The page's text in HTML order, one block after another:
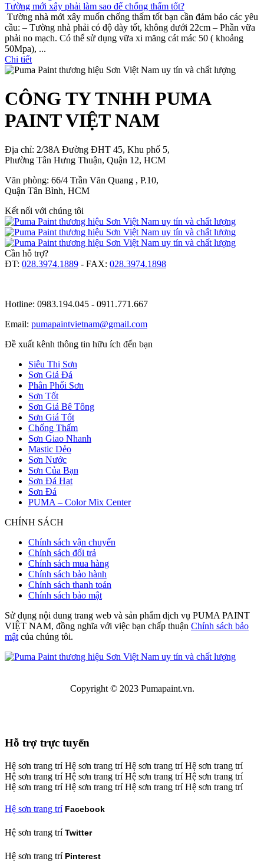
Tường mới xây phải làm sao để chống thấm tốt?
Tường nhà mới xây muốn chống thấm tốt bạn cần đảm bảo các yêu
cầu: – Tường nhà phải có độ dày tốt, không dưới 22cm – Phần vữa
phải no mạch. Có thể sử dụng vữa xi măng cát mác 50 ( khoảng
50Mpa), ...
Chi tiết
CÔNG TY TNHH PUMA
PAINT VIỆT NAM
Địa chỉ: 2/38A Đường ĐHT 45, Khu phố 5,
Phường Tân Hưng Thuận, Quận 12, HCM
Văn phòng: 66/4 Trần Văn Quang , P.10,
Quận Tân Bình, HCM
Kết nối với chúng tôi
Cần hỗ trợ?
ĐT: 028.3974.1889 - FAX: 028.3974.1898
Hotline: 0983.194.045 - 0911.771.667
Email: pumapaintvietnam@gmail.com
Đề xuất kênh thông tin hữu ích đến bạn
Siêu Thị Sơn
Sơn Giả Đá
Phân Phối Sơn
Sơn Tốt
Sơn Giả Bê Tông
Sơn Giá Tốt
Chống Thấm
Sơn Giao Nhanh
Mastic Dẻo
Sơn Nước
Sơn Của Bạn
Sơn Đá Hạt
Sơn Đá
PUMA – Color Mix Center
CHÍNH SÁCH
Chính sách vận chuyển
Chính sách đổi trả
Chính sách mua hàng
Chính sách bảo hành
Chính sách thanh toán
Chính sách bảo mật
Sử dụng nội dung trang web và sản phẩm dịch vụ PUMA PAINT
VIỆT NAM, đồng nghĩa với việc bạn chấp thuận Chính sách bảo
mật của chúng tôi.
Copyright © 2023 Pumapaint.vn.
Hỗ trợ trực tuyến
Facebook
Twitter
Pinterest